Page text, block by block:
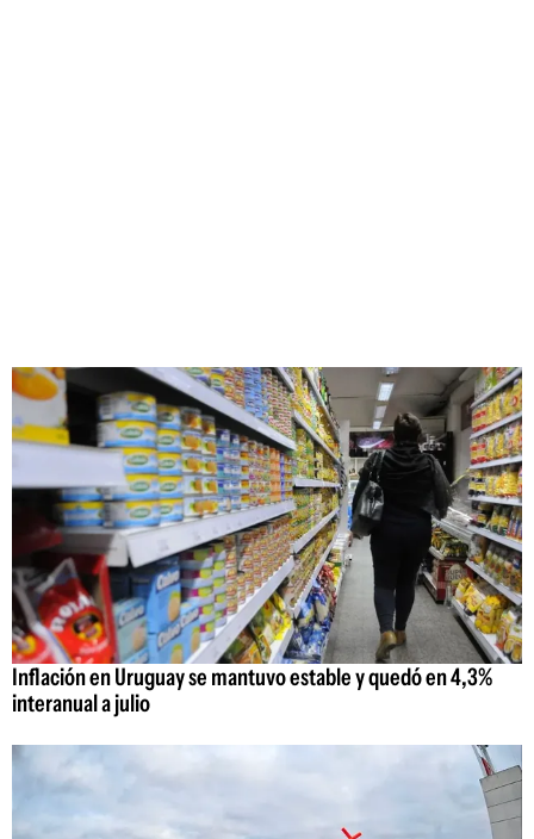
Inflación en Uruguay se mantuvo estable y quedó en 4,3%
interanual a julio